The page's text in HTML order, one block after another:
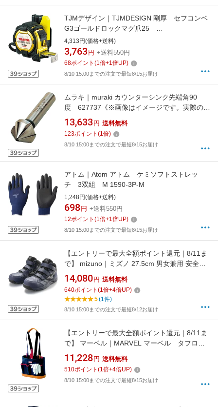
TJMデザイン｜TJMDESIGN 剛厚 セフコンベ
G3ゴールドロックマグ爪25
GASFG3GLM2550BL
4,313円(価格+送料)
3,763 円 +送料550円
68ポイント (1倍+1倍UP)
8/10 15:00までの注文で最短8/15お届け
ムラキ｜muraki カウンターシンク先端角90
度 627737《※画像はイメージです。実際の商
品とは異なります》
13,633 円 送料無料
123ポイント (1倍)
8/10 15:00までの注文で最短8/15お届け
アトム｜Atom アトム ケミソフトストレッ
チ 3双組 M 1590-3P-M
1,248円(価格+送料)
698 円 +送料550円
12ポイント (1倍+1倍UP)
8/10 15:00までの注文で最短8/15お届け
【エントリーで最大全額ポイント還元｜8/11ま
で】 mizuno｜ミズノ 27.5cm 男女兼用 安全靴
オールマイティLSII21M 靴幅：3E相当(ネイビ
ー×ダークシルバー) F1GA2200【JSAA・普通
作業用(A種)認定品 耐滑 プロテクティブスニー
14,080 円 送料無料
640ポイント (1倍+4倍UP)
5(1件)
8/10 15:00までの注文で最短8/12お届け
【エントリーで最大全額ポイント還元｜8/11ま
で】 マーベル｜MARVEL マーベル タフロン
ポケットバッグ MDP-908
11,228 円 送料無料
510ポイント (1倍+4倍UP)
8/10 15:00までの注文で最短8/15お届け